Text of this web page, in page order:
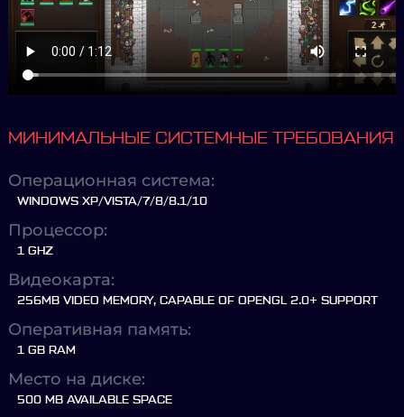
МИНИМАЛЬНЫЕ СИСТЕМНЫЕ ТРЕБОВАНИЯ
Операционная система:
WINDOWS XP/VISTA/7/8/8.1/10
Процессор:
1 GHZ
Видеокарта:
256MB VIDEO MEMORY, CAPABLE OF OPENGL 2.0+ SUPPORT
Оперативная память:
1 GB RAM
Место на диске:
500 MB AVAILABLE SPACE